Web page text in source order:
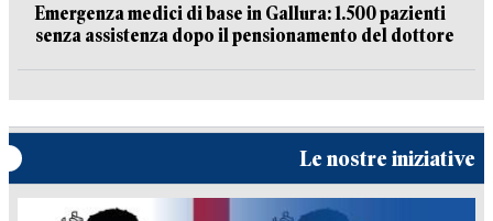
Emergenza medici di base in Gallura: 1.500 pazienti
senza assistenza dopo il pensionamento del dottore
Le nostre iniziative